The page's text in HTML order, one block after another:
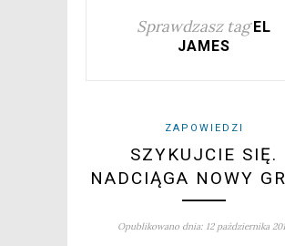
Sprawdzasz tag EL
JAMES
ZAPOWIEDZI
SZYKUJCIE SIĘ.
NADCIĄGA NOWY
Opublikowano dnia: 12 października